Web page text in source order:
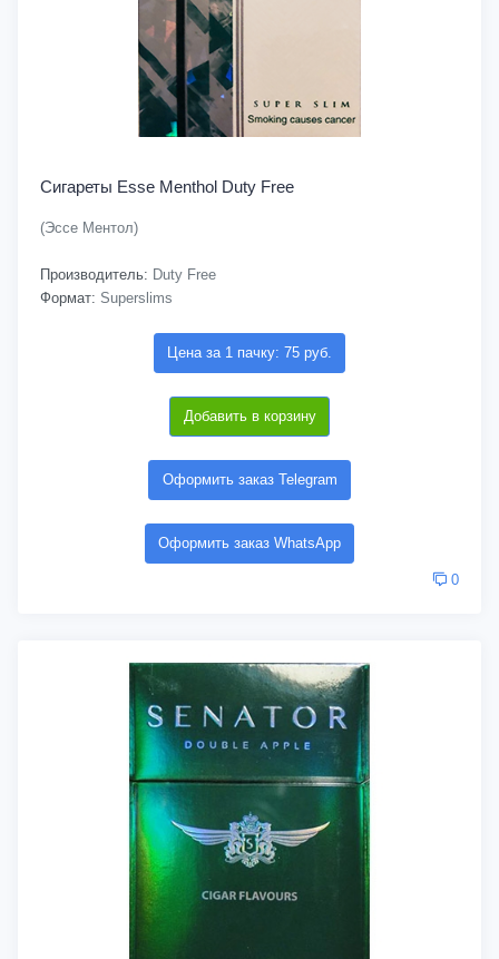
Сигареты Esse Menthol Duty Free
(Эссе Ментол)
Производитель: Duty Free
Формат: Superslims
Цена за 1 пачку: 75 руб.
Добавить в корзину
Оформить заказ Telegram
Оформить заказ WhatsApp
0